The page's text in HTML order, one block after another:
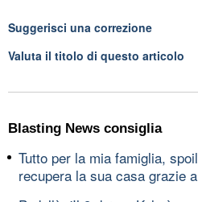
Suggerisci una correzione
Valuta il titolo di questo articolo
Blasting News consiglia
Tutto per la mia famiglia,
recupera la sua casa grazie